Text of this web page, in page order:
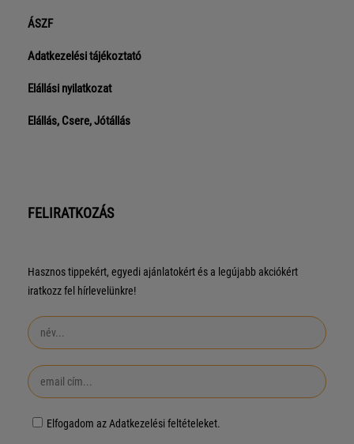
ÁSZF
Adatkezelési tájékoztató
Elállási nyilatkozat
Elállás, Csere, Jótállás
FELIRATKOZÁS
Hasznos tippekért, egyedi ajánlatokért és a legújabb akciókért
iratkozz fel hírlevelünkre!
Elfogadom az Adatkezelési feltételeket.